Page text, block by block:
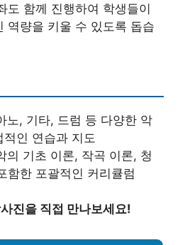
도 함께 진행하여 학생들이
역량을 키울 수 있도록 돕습
노, 기타, 드럼 등 다양한 악
인 연습과 지도
의 기초 이론, 작곡 이론, 청
함한 포괄적인 커리큘럼
진을 직접 만나보세요!